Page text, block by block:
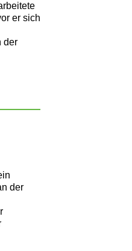
er sich
der
der